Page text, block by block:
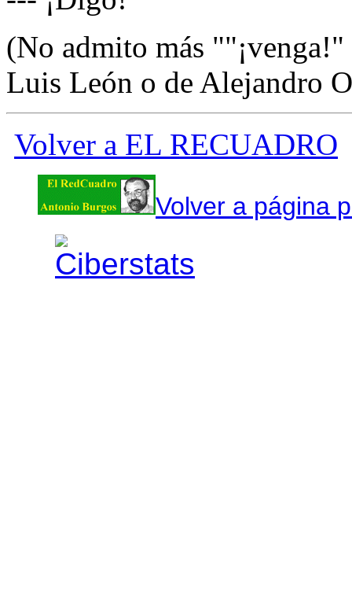
(No admito más
Luis León o de Alejandro
Volver a EL RECUADRO
Volver a página